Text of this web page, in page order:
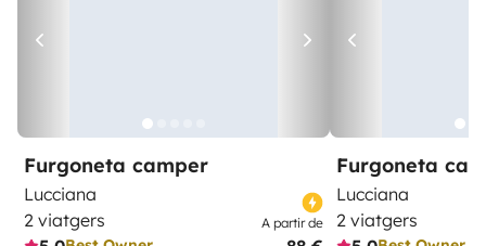
Furgoneta camper
Lucciana
2 viatgers
A partir de
Furgoneta
Lucciana
2 viatgers